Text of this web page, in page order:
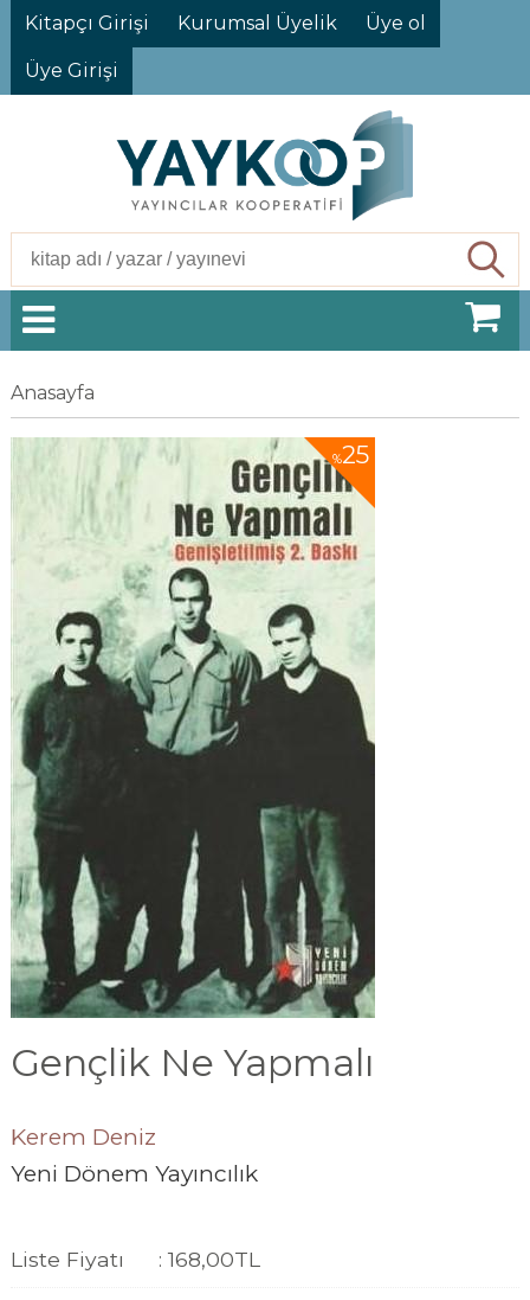
Kitapçı Girişi Kurumsal Üyelik Üye ol
Üye Girişi
Anasayfa
%25
Gençlik Ne Yapmalı
Kerem Deniz
Yeni Dönem Yayıncılık
Liste Fiyatı : 168,00TL